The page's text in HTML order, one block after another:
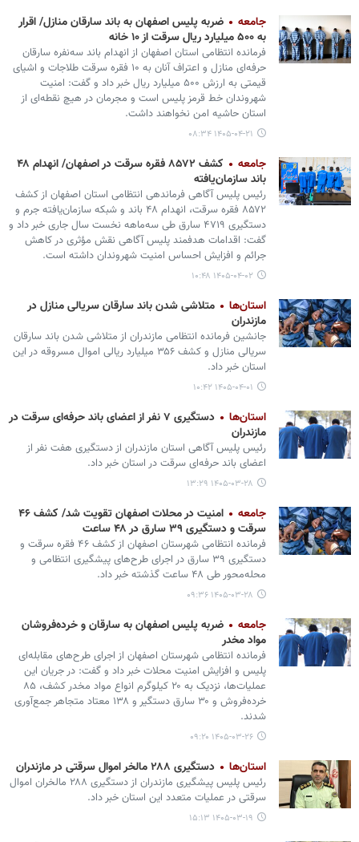
جامعه
ضربه پلیس اصفهان به باند سارقان منازل/ اقرار
به ۵۰۰ میلیارد ریال سرقت از ۱۰ خانه
فرمانده انتظامی استان اصفهان از انهدام باند سه‌نفره سارقان
حرفه‌ای منازل و اعتراف آنان به ۱۰ فقره سرقت طلاجات و اشیای
قیمتی به ارزش ۵۰۰ میلیارد ریال خبر داد و گفت: امنیت
شهروندان خط قرمز پلیس است و مجرمان در هیچ نقطه‌ای از
استان حاشیه امن نخواهند داشت.
۱۴۰۵-۰۴-۲۱ ۰۸:۳۴
جامعه
کشف ۸۵۷۲ فقره سرقت در اصفهان/ انهدام ۴۸
باند سازمان‌یافته
رئیس پلیس آگاهی فرماندهی انتظامی استان اصفهان از کشف
۸۵۷۲ فقره سرقت، انهدام ۴۸ باند و شبکه سازمان‌یافته جرم و
دستگیری ۴۷۱۹ سارق طی سه‌ماهه نخست سال جاری خبر داد و
گفت: اقدامات هدفمند پلیس آگاهی نقش مؤثری در کاهش
جرائم و افزایش احساس امنیت شهروندان داشته است.
۱۴۰۵-۰۴-۰۲ ۱۰:۴۸
استان‌ها
متلاشی شدن باند سارقان سریالی منازل در
مازندران
جانشین فرمانده انتظامی مازندران از متلاشی شدن باند سارقان
سریالی منازل و کشف ۳۵۶ میلیارد ریالی اموال مسروقه در این
استان خبر داد.
۱۴۰۵-۰۴-۰۱ ۱۰:۴۲
استان‌ها
دستگیری ۷ نفر از اعضای باند حرفه‌ای سرقت در
مازندران
رئیس پلیس آگاهی استان مازندران از دستگیری هفت نفر از
اعضای باند حرفه‌ای سرقت در استان خبر داد.
۱۴۰۵-۰۳-۲۸ ۱۳:۲۹
جامعه
امنیت در محلات اصفهان تقویت شد/ کشف ۴۶
سرقت و دستگیری ۳۹ سارق در ۴۸ ساعت
فرمانده انتظامی شهرستان اصفهان از کشف ۴۶ فقره سرقت و
دستگیری ۳۹ سارق در اجرای طرح‌های پیشگیری انتظامی و
محله‌محور طی ۴۸ ساعت گذشته خبر داد.
۱۴۰۵-۰۳-۲۸ ۰۹:۳۶
جامعه
ضربه پلیس اصفهان به سارقان و خرده‌فروشان
مواد مخدر
فرمانده انتظامی شهرستان اصفهان از اجرای طرح‌های مقابله‌ای
پلیس و افزایش امنیت محلات خبر داد و گفت: در جریان این
عملیات‌ها، نزدیک به ۲۰ کیلوگرم انواع مواد مخدر کشف، ۸۵
خرده‌فروش و ۳۰ سارق دستگیر و ۱۳۸ معتاد متجاهر جمع‌آوری
شدند.
۱۴۰۵-۰۳-۲۶ ۰۹:۲۰
استان‌ها دستگیری ۲۸۸ مالخر اموال سرقتی در مازندران
رئیس پلیس پیشگیری مازندران از دستگیری ۲۸۸ مالخران اموال
سرقتی در عملیات متعدد این استان خبر داد.
۱۴۰۵-۰۳-۱۹ ۱۵:۱۳